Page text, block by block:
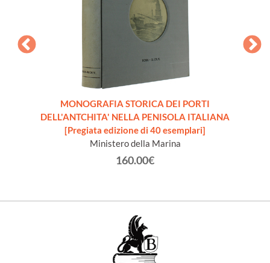
MONOGRAFIA STORICA DEI PORTI
DELL'ANTCHITA' NELLA PENISOLA ITALIANA
[Pregiata edizione di 40 esemplari]
Ministero della Marina
160.00€